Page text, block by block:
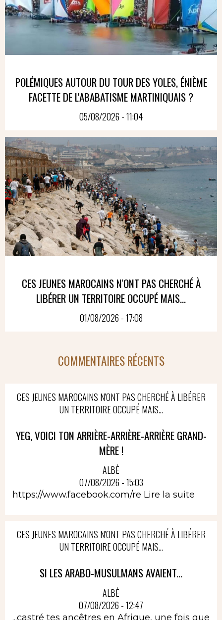
POLÉMIQUES AUTOUR DU TOUR DES YOLES, ÉNIÈME
FACETTE DE L'ABABATISME MARTINIQUAIS ?
05/08/2026 - 11:04
CES JEUNES MAROCAINS N'ONT PAS CHERCHÉ À
LIBÉRER UN TERRITOIRE OCCUPÉ MAIS...
01/08/2026 - 17:08
COMMENTAIRES RÉCENTS
CES JEUNES MAROCAINS N'ONT PAS CHERCHÉ À LIBÉRER
UN TERRITOIRE OCCUPÉ MAIS...
YEG, VOICI TON ARRIÈRE-ARRIÈRE-ARRIÈRE GRAND-
MÈRE !
ALBÈ
07/08/2026 - 15:03
https://www.facebook.com/re Lire la suite
CES JEUNES MAROCAINS N'ONT PAS CHERCHÉ À LIBÉRER
UN TERRITOIRE OCCUPÉ MAIS...
SI LES ARABO-MUSULMANS AVAIENT...
ALBÈ
07/08/2026 - 12:47
...castré tes ancêtres en Afrique, une fois que